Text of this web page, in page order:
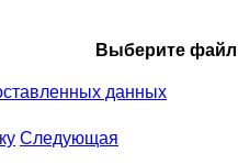
Выберите файл
данных
Следующая